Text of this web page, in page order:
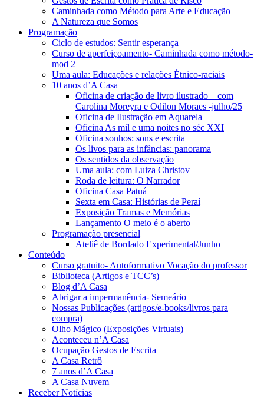
Caminhada como Método para Arte e Educação
A Natureza que Somos
Programação
Ciclo de estudos: Sentir esperança
Curso de aperfeiçoamento- Caminhada como método-
mod 2
Uma aula: Educações e relações Étnico-raciais
10 anos d’A Casa
Oficina de criação de livro ilustrado – com
Carolina Moreyra e Odilon Moraes -julho/25
Oficina de Ilustração em Aquarela
Oficina As mil e uma noites no séc XXI
Oficina sonhos: sons e escrita
Os livos para as infâncias: panorama
Os sentidos da observação
Uma aula: com Luiza Christov
Roda de leitura: O Narrador
Oficina Casa Patuá
Sexta em Casa: Histórias de Peraí
Exposição Tramas e Memórias
Lançamento O meio é o aberto
Programação presencial
Ateliê de Bordado Experimental/Junho
Conteúdo
Curso gratuito- Autoformativo Vocação do professor
Biblioteca (Artigos e TCC’s)
Blog d’A Casa
Abrigar a impermanência- Semeário
Nossas Publicações (artigos/e-books/livros para
compra)
Olho Mágico (Exposições Virtuais)
Aconteceu n’A Casa
Ocupação Gestos de Escrita
A Casa Retrô
7 anos d’A Casa
A Casa Nuvem
Receber Notícias